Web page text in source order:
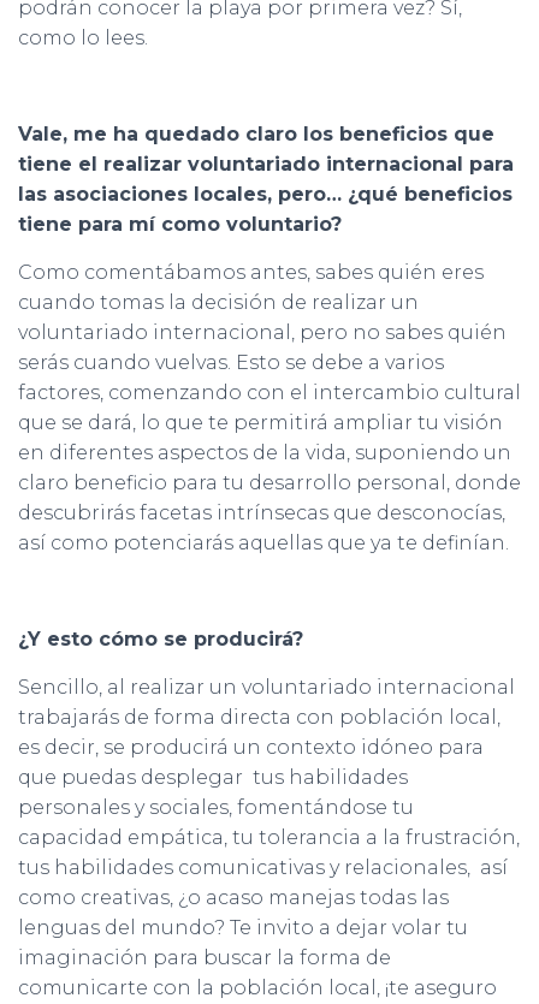
podrán conocer la playa por primera vez? Sí,
como lo lees.
Vale, me ha quedado claro los beneficios que
tiene el realizar voluntariado internacional para
las asociaciones locales, pero… ¿qué beneficios
tiene para mí como voluntario?
Como comentábamos antes, sabes quién eres
cuando tomas la decisión de realizar un
voluntariado internacional, pero no sabes quién
serás cuando vuelvas. Esto se debe a varios
factores, comenzando con el intercambio cultural
que se dará, lo que te permitirá ampliar tu visión
en diferentes aspectos de la vida, suponiendo un
claro beneficio para tu desarrollo personal, donde
descubrirás facetas intrínsecas que desconocías,
así como potenciarás aquellas que ya te definían.
¿Y esto cómo se producirá?
Sencillo, al realizar un voluntariado internacional
trabajarás de forma directa con población local,
es decir, se producirá un contexto idóneo para
que puedas desplegar tus habilidades
personales y sociales, fomentándose tu
capacidad empática, tu tolerancia a la frustración,
tus habilidades comunicativas y relacionales, así
como creativas, ¿o acaso manejas todas las
lenguas del mundo? Te invito a dejar volar tu
imaginación para buscar la forma de
comunicarte con la población local, ¡te aseguro